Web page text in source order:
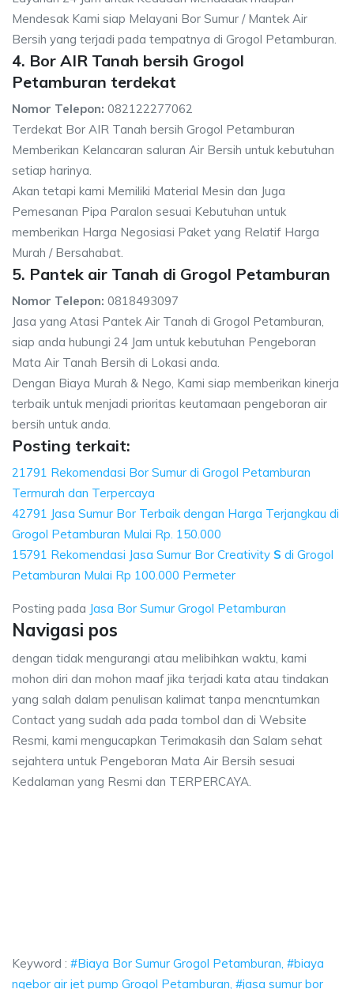
Mendesak Kami siap Melayani Bor Sumur / Mantek Air
Bersih yang terjadi pada tempatnya di Grogol Petamburan.
4. Bor AIR Tanah bersih Grogol
Petamburan terdekat
Nomor Telepon: 082122277062
Terdekat Bor AIR Tanah bersih Grogol Petamburan
Memberikan Kelancaran saluran Air Bersih untuk kebutuhan
setiap harinya.
Akan tetapi kami Memiliki Material Mesin dan Juga
Pemesanan Pipa Paralon sesuai Kebutuhan untuk
memberikan Harga Negosiasi Paket yang Relatif Harga
Murah / Bersahabat.
5. Pantek air Tanah di Grogol Petamburan
Nomor Telepon: 0818493097
Jasa yang Atasi Pantek Air Tanah di Grogol Petamburan,
siap anda hubungi 24 Jam untuk kebutuhan Pengeboran
Mata Air Tanah Bersih di Lokasi anda.
Dengan Biaya Murah & Nego, Kami siap memberikan kinerja
terbaik untuk menjadi prioritas keutamaan pengeboran air
bersih untuk anda.
Posting terkait:
21791 Rekomendasi Bor Sumur di Grogol Petamburan
Termurah dan Terpercaya
42791 Jasa Sumur Bor Terbaik dengan Harga Terjangkau di
Grogol Petamburan Mulai Rp. 150.000
15791 Rekomendasi Jasa Sumur Bor Creativity S di Grogol
Petamburan Mulai Rp 100.000 Permeter
Posting pada Jasa Bor Sumur Grogol Petamburan
Navigasi pos
dengan tidak mengurangi atau melibihkan waktu, kami
mohon diri dan mohon maaf jika terjadi kata atau tindakan
yang salah dalam penulisan kalimat tanpa mencntumkan
Contact yang sudah ada pada tombol dan di Website
Resmi, kami mengucapkan Terimakasih dan Salam sehat
sejahtera untuk Pengeboran Mata Air Bersih sesuai
Kedalaman yang Resmi dan TERPERCAYA.
Keyword : #Biaya Bor Sumur Grogol Petamburan, #biaya
ngebor air jet pump Grogol Petamburan, #jasa sumur bor